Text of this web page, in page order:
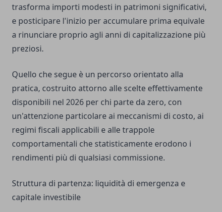
trasforma importi modesti in patrimoni significativi,
e posticipare l'inizio per accumulare prima equivale
a rinunciare proprio agli anni di capitalizzazione più
preziosi.
Quello che segue è un percorso orientato alla
pratica, costruito attorno alle scelte effettivamente
disponibili nel 2026 per chi parte da zero, con
un'attenzione particolare ai meccanismi di costo, ai
regimi fiscali applicabili e alle trappole
comportamentali che statisticamente erodono i
rendimenti più di qualsiasi commissione.
Struttura di partenza: liquidità di emergenza e
capitale investibile